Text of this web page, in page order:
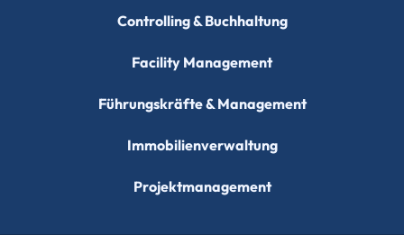
Controlling & Buchhaltung
Facility Management
Führungskräfte & Management
Immobilienverwaltung
Projektmanagement